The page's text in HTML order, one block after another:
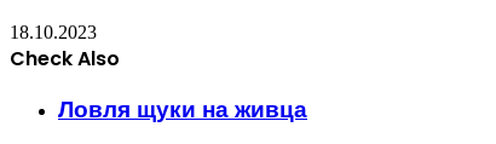
18.10.2023
Check Also
Ловля щуки на живца